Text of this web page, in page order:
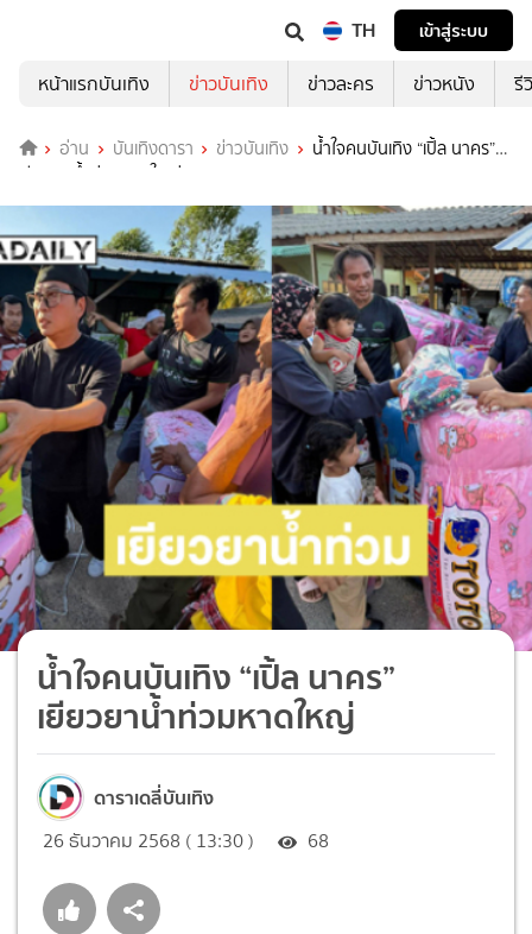
TH
เข้าสู่ระบบ
หน้าแรกบันเทิง
ข่าวบันเทิง ข่าวละคร ข่าวหนัง รี
อ่าน บันเทิงดารา ข่าวบันเทิง
น้ำใจคนบันเทิง “เปิ้ล นาคร”
เยียวยาน้ำท่วมหาดใหญ่
น้ำใจคนบันเทิง “เปิ้ล นาคร”
เยียวยาน้ำท่วมหาดใหญ่
ดาราเดลี่บันเทิง
26 ธันวาคม 2568 ( 13:30 ) 68